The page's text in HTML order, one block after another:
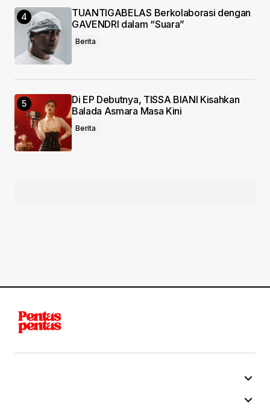
TUANTIGABELAS Berkolaborasi dengan
GAVENDRI dalam “Suara”
Berita
Di EP Debutnya, TISSA BIANI Kisahkan
Balada Asmara Masa Kini
Berita